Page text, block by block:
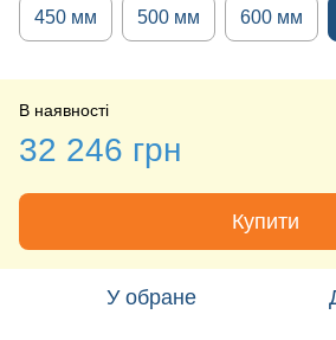
450 мм 500 мм 600 мм
В наявності
32 246 грн
Купити
У обране